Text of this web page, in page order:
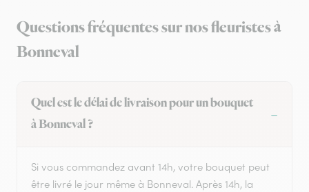
Questions fréquentes sur nos fleuristes à
Bonneval
Quel est le délai de livraison pour un bouquet
à Bonneval ?
Si vous commandez avant 14h, votre bouquet peut
être livré le jour même à Bonneval. Après 14h, la